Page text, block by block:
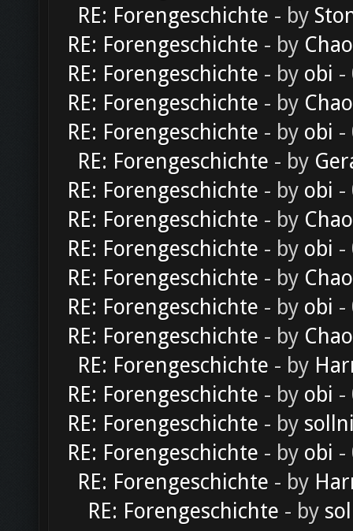
RE: Forengeschichte - by
RE: Forengeschichte - by
RE: Forengeschichte - by obi -
RE: Forengeschichte - by
RE: Forengeschichte - by obi -
RE: Forengeschichte - by
RE: Forengeschichte - by obi -
RE: Forengeschichte - by
RE: Forengeschichte - by obi -
RE: Forengeschichte - by
RE: Forengeschichte - by obi -
RE: Forengeschichte - by
RE: Forengeschichte - by
RE: Forengeschichte - by obi -
RE: Forengeschichte - by
RE: Forengeschichte - by obi -
RE: Forengeschichte - by
RE: Forengeschichte - by